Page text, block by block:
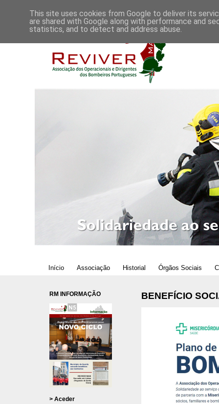
Início Associação Historial Órgãos Sociais
BENEFÍCIO
RM INFORMAÇÃO
> Aceder
This site uses cookies from Google to deliver its
are shared with Google along with performance and
statistics, and to detect and address abuse.